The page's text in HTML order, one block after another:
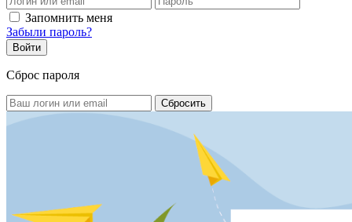
Запомнить меня
Забыли пароль?
Сброс пароля